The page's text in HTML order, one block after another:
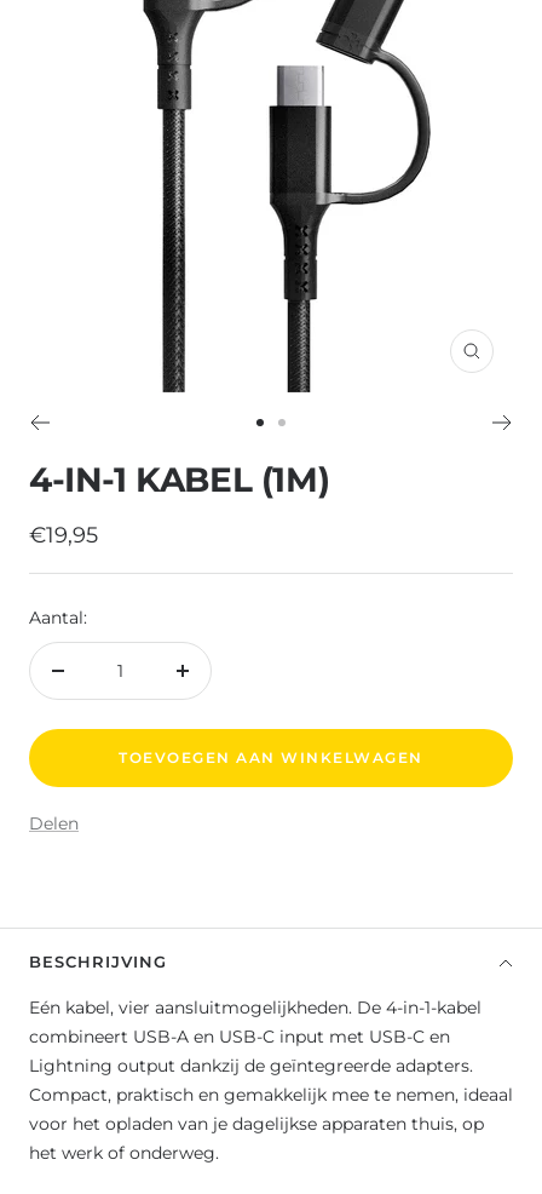
naar
dia
naar
dia
4-IN-1 KABEL (1M)
Verkoopprijs
€19,95
Aantal:
Aantal
TOEVOEGEN AAN WINKELWAGEN
Delen
BESCHRIJVING
Eén kabel, vier aansluitmogelijkheden. De 4-in-1-kabel
combineert USB-A en USB-C input met USB-C en
Lightning output dankzij de geïntegreerde adapters.
Compact, praktisch en gemakkelijk mee te nemen, ideaal
voor het opladen van je dagelijkse apparaten thuis, op
het werk of onderweg.